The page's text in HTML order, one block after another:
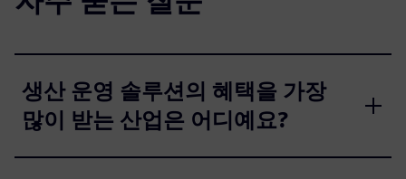
생산 운영 솔루션의 혜택을 가장
많이 받는 산업은 어디예요?